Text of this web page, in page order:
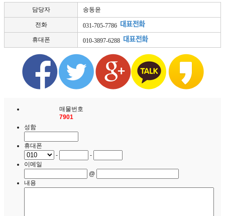
담당자 송동윤
전화
031-705-7786
휴대폰
010-3897-6288
매물번호
7901
성함
휴대폰
-
-
이메일
@
내용